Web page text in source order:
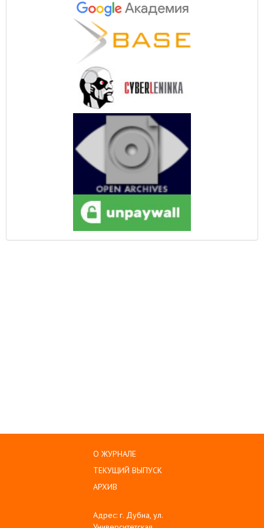
О ЖУРНАЛЕ
ТЕКУЩИЙ ВЫПУСК
АРХИВ
Адрес: г. Дубна, ул.